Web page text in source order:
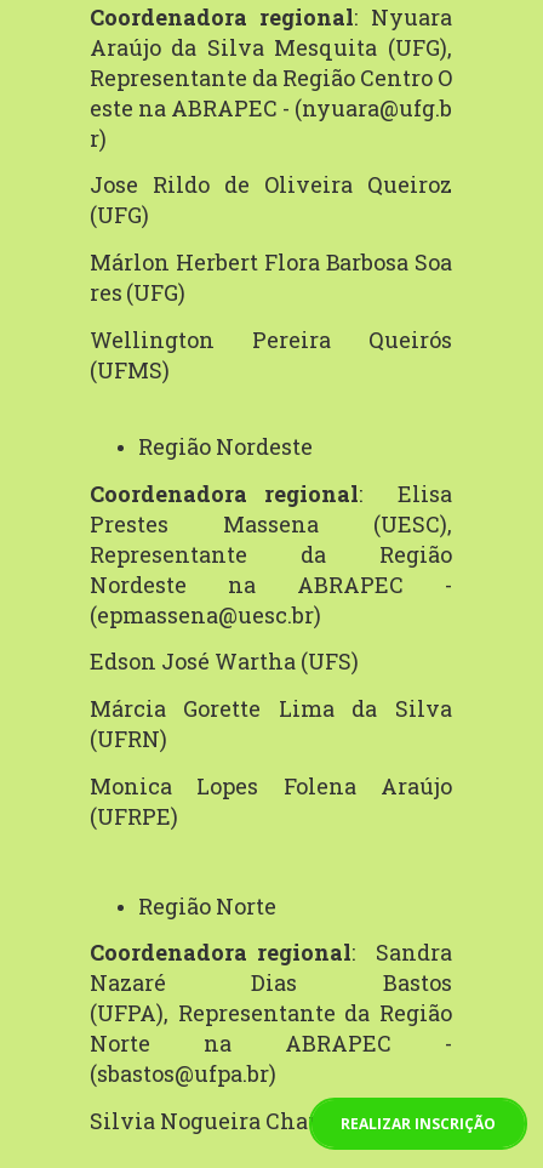
Coordenadora regional: Nyuara
Araújo da Silva Mesquita (UFG),
Representante da Região Centro O
este na ABRAPEC - (nyuara@ufg.b
r)
Jose Rildo de Oliveira Queiroz
(UFG)
Márlon Herbert FloraBarbosa Soa
res (UFG)
Wellington Pereira Queirós
(UFMS)
Região Nordeste
Coordenadora regional: Elisa
Prestes Massena (UESC),
Representante da Região
Nordeste na ABRAPEC -
(epmassena@uesc.br)
Edson José Wartha (UFS)
Márcia Gorette Lima da Silva
(UFRN)
Monica
Lopes Folena
Araújo
(UFRPE)
Região Norte
Coordenadora regional: Sandra
Nazaré Dias Bastos
(UFPA), Representante da Região
Norte na ABRAPEC -
(sbastos@ufpa.br)
Silvia Nogueira Chaves(UFPA)
REALIZAR INSCRIÇÃO